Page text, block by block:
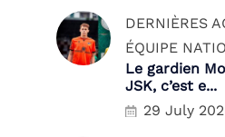
DERNIÈRES
ÉQUIPE
Le gardien
JSK, c’est e...
29 July